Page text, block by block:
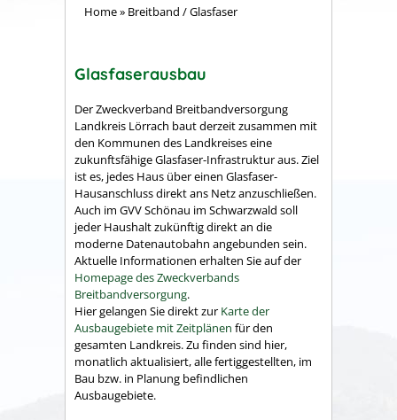
Home» Breitband / Glasfaser
Glasfaserausbau
Der Zweckverband Breitbandversorgung
Landkreis Lörrach baut derzeit zusammen mit
den Kommunen des Landkreises eine
zukunftsfähige Glasfaser-Infrastruktur aus. Ziel
ist es, jedes Haus über einen Glasfaser-
Hausanschluss direkt ans Netz anzuschließen.
Auch im GVV Schönau im Schwarzwald soll
jeder Haushalt zukünftig direkt an die
moderne Datenautobahn angebunden sein.
Aktuelle Informationen erhalten Sie auf der
Homepage des Zweckverbands
Breitbandversorgung.
Hier gelangen Sie direkt zur Karte der
Ausbaugebiete mit Zeitplänen für den
gesamten Landkreis. Zu finden sind hier,
monatlich aktualisiert, alle fertiggestellten, im
Bau bzw. in Planung befindlichen
Ausbaugebiete.